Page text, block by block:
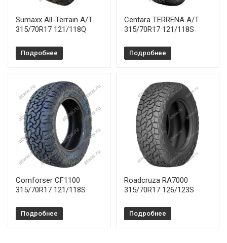
Sumaxx All-Terrain A/T
315/70R17 121/118Q
Подробнее
Centara TERRENA A/T
315/70R17 121/118S
Подробнее
Comforser CF1100
315/70R17 121/118S
Подробнее
Roadcruza RA7000
315/70R17 126/123S
Подробнее